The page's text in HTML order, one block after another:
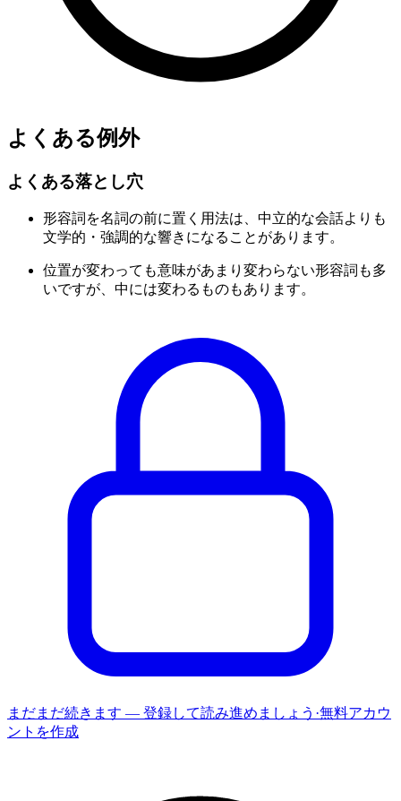
よくある例外
よくある落とし穴
形容詞を名詞の前に置く用法は、中立的な会話よりも
文学的・強調的な響きになることがあります。
位置が変わっても意味があまり変わらない形容詞も多
いですが、中には変わるものもあります。
まだまだ続きます — 登録して読み進めましょう ·無料アカウ
ントを作成